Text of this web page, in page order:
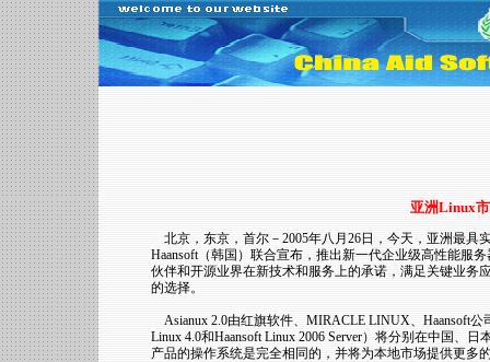
亚洲Linux
北京，东京，首尔－2005年八月26日，今天，亚洲最具
Haansoft（韩国）联合宣布，推出新一代企业级高性能服
伙伴和开源业界在新技术和服务上的承诺，满足关键业务
的选择。
Asianux 2.0由红旗软件、MIRACLE LINUX、Haansoft
Linux 4.0和Haansoft Linux 2006 Server）将分别在中国、
产品的操作系统是完全相同的，并将为本地市场提供更多